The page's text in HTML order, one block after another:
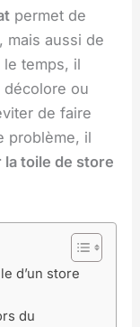
permet de
mais aussi de
temps, il
décolore ou
de faire
problème, il
la toile de store
d’un store
du